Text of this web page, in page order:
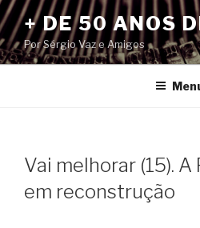
Pular
para
o
conteúdo
+ DE 50 ANOS
Por Sérgio Vaz e Amigos
Vai melhorar (15).
em reconstrução